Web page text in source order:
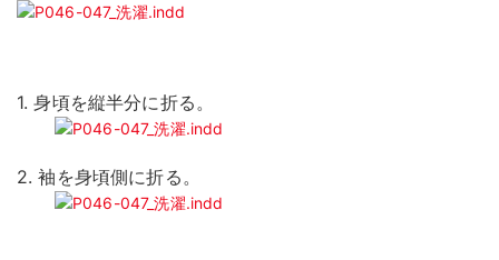
1.身頃を縦半分に折る。
2. 袖を身頃側に折る。